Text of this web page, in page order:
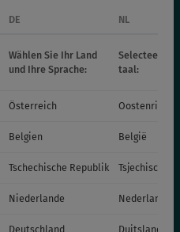
DE NL
Wählen Sie Ihr Land
und Ihre Sprache:
Selecteer uw
taal:
Österreich Oostenrijk
Belgien België
Tschechische Republik Tsjechische
Niederlande Nederland
Deutschland Duitsland